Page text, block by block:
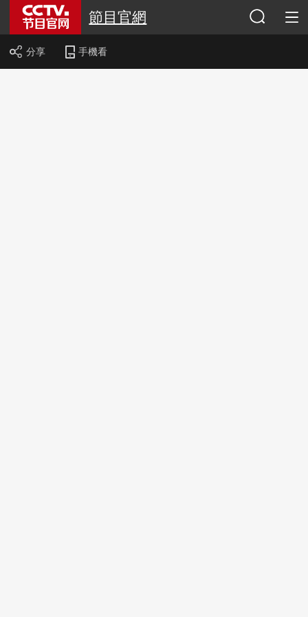
節目官網
分享 手機看